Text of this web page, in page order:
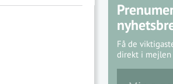
Få de
direkt i